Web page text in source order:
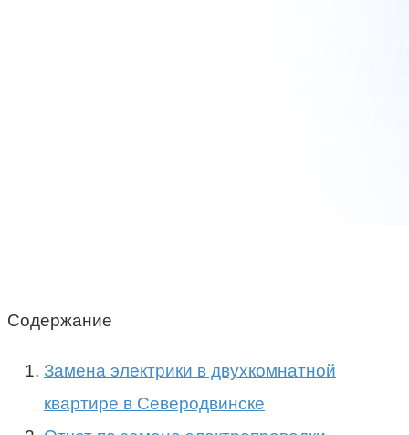
Содержание
Замена электрики в двухкомнатной
квартире в Северодвинске